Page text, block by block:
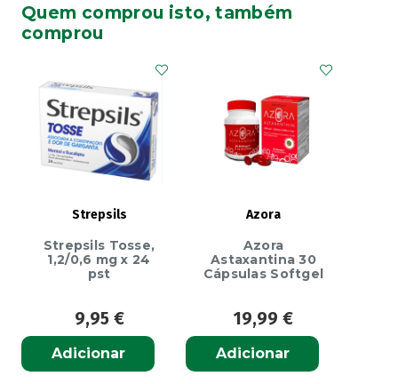
Comprimidos
Quem comprou isto, também
comprou
Strepsils
Strepsils Tosse,
1,2/0,6 mg x 24
pst
9,95 €
Adicionar
Azora
Azora
Astaxantina 30
Cápsulas Softgel
19,99 €
Adicionar